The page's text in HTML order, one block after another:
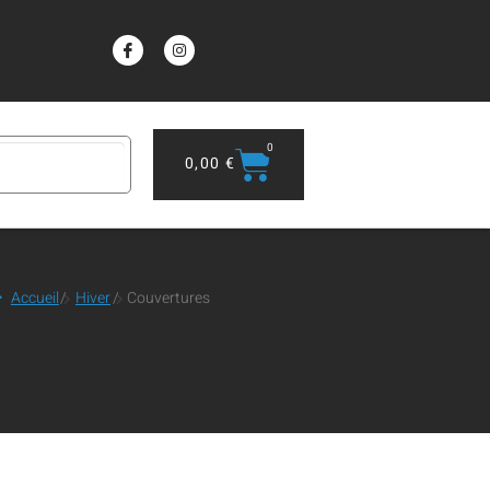
0,00 €
0
Accueil/ Hiver/ Couvertures